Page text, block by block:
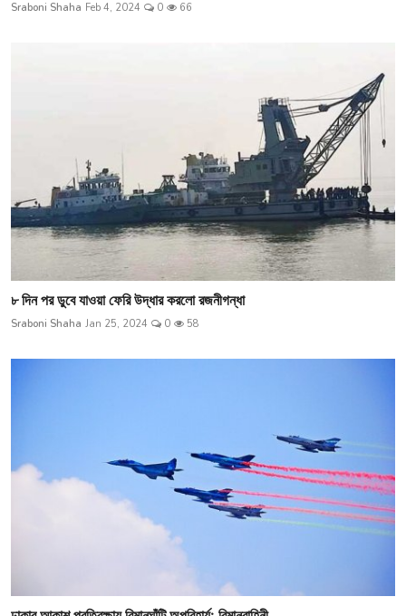
Sraboni Shaha Feb 4, 2024 0 66
৮ দিন পর ডুবে যাওয়া ফেরি উদ্ধার করলো রজনীগন্ধা
Sraboni Shaha Jan 25, 2024 0 58